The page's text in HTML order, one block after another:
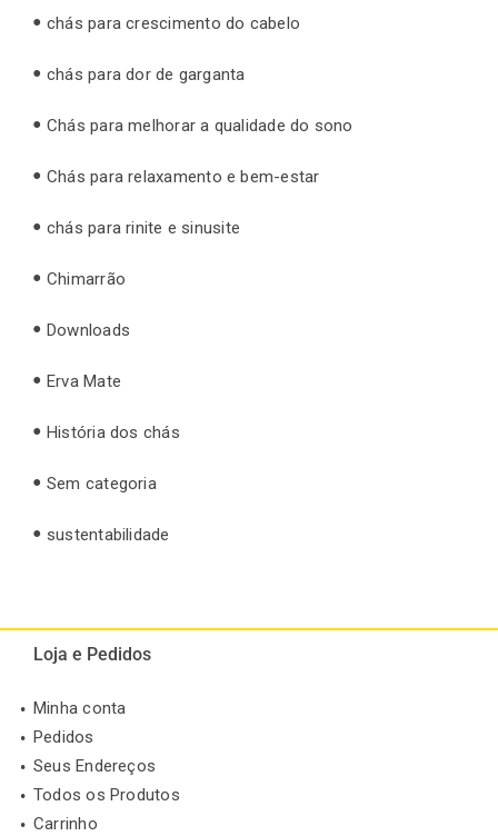
chás para crescimento do cabelo
chás para dor de garganta
Chás para melhorar a qualidade do sono
Chás para relaxamento e bem-estar
chás para rinite e sinusite
Chimarrão
Downloads
Erva Mate
História dos chás
Sem categoria
sustentabilidade
Loja e Pedidos
Minha conta
Pedidos
Seus Endereços
Todos os Produtos
Carrinho